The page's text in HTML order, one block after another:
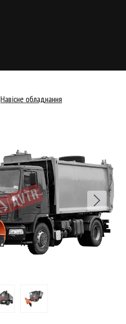
Навісне обладнання